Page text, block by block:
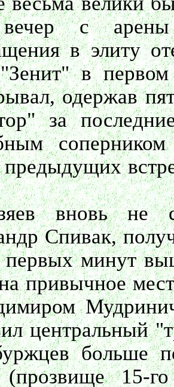
с
в элиту
в
одержав
за
вновь не
Спивак,
первых минут
привычное
центральный
больше
15-